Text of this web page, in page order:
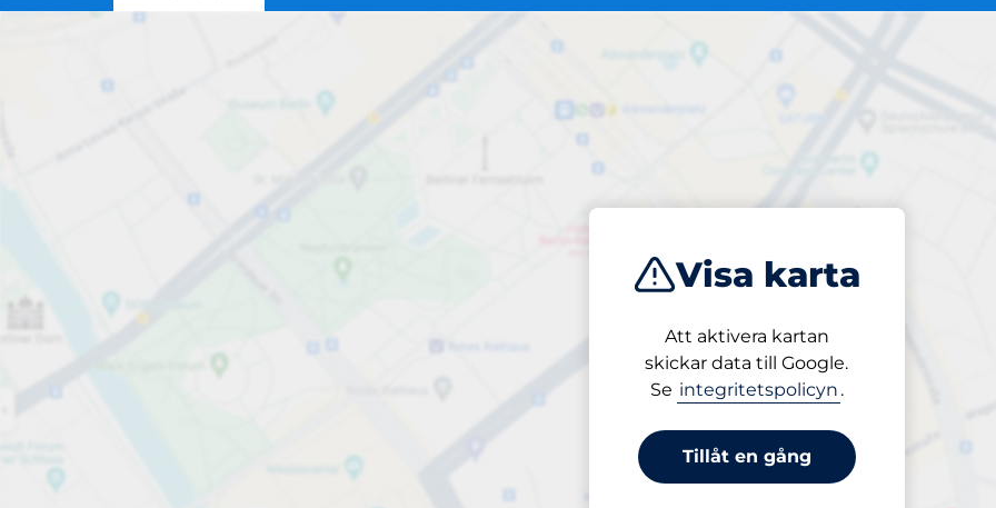
Visa karta
Att aktivera kartan
skickar data till Google.
Se integritetspolicyn .
Tillåt en gång
Brf Fritiden
Öppet nu